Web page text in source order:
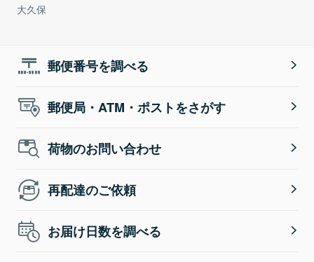
大久保
郵便番号を調べる
郵便局・ATM・ポストをさがす
荷物のお問い合わせ
再配達のご依頼
お届け日数を調べる